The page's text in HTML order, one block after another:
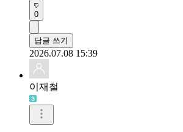
0
답글 쓰기
2026.07.08 15:39
이재철